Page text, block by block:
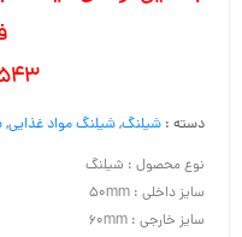
دسته : شیلنگ,شیلنگ مواد غذایی,
نوع محصول : شیلنگ
سایز داخلی : 50mm
سایز خارجی : 60mm